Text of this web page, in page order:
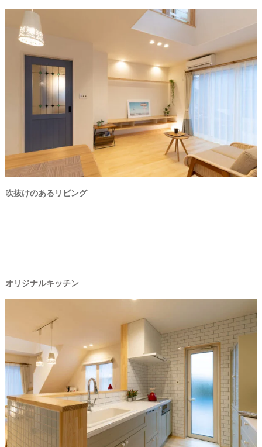
吹抜けのあるリビング
オリジナルキッチン